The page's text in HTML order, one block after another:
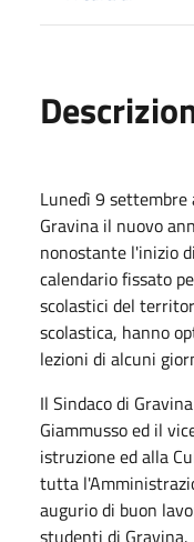
Lunedì 9
Gravina il nuovo
nonostante l'inizio
calendario fissato
scolastici del
scolastica, hanno
lezioni di alcuni
Il Sindaco di
Giammusso ed il
istruzione ed alla
tutta
augurio di buon
studenti di Gravina.